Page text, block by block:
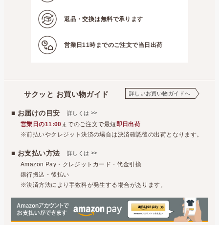
返品・交換は無料で承ります
営業日11時までのご注文で当日出荷
サクッと お買い物ガイド 詳しいお買い物ガイドへ
■ お届けの目安 詳しくは >>
営業日の11:00 までのご注文で最短即日出荷
※前払いやクレジット決済の場合は決済確認後の出荷となります。
■ お支払い方法 詳しくは >>
Amazon Pay・クレジットカード・代金引換
銀行振込・後払い
※決済方法により手数料が発生する場合があります。